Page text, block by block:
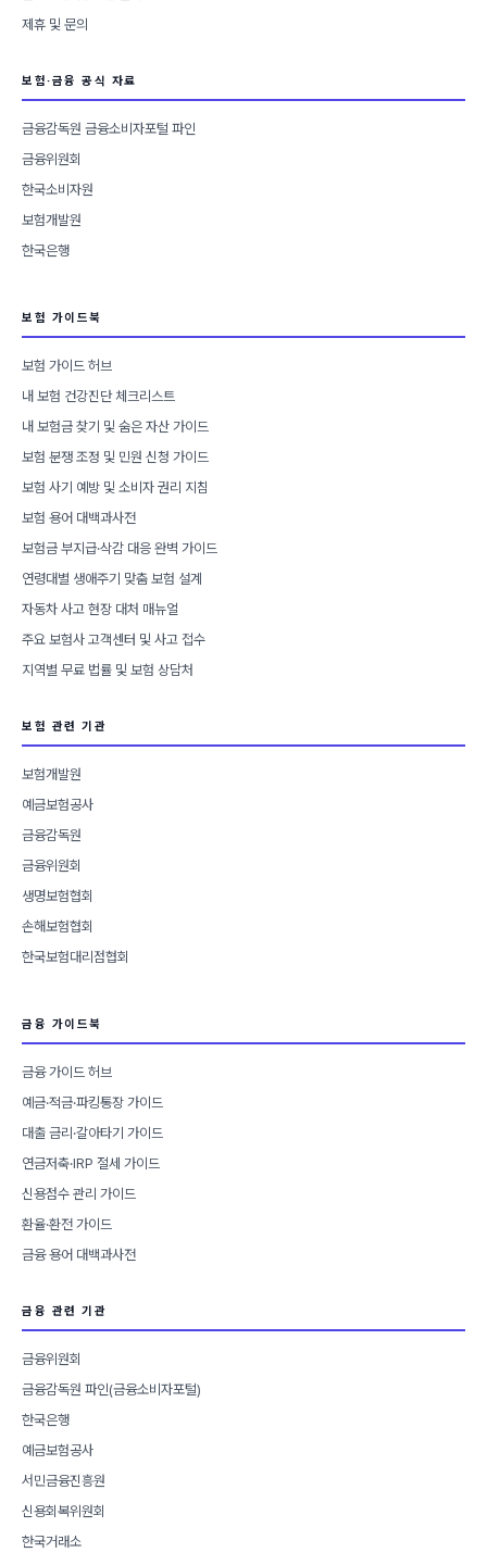
제휴 및 문의
보험·금융 공식 자료
금융감독원 금융소비자포털 파인
금융위원회
한국소비자원
보험개발원
한국은행
보험 가이드북
보험 가이드 허브
내 보험 건강진단 체크리스트
내 보험금 찾기 및 숨은 자산 가이드
보험 분쟁 조정 및 민원 신청 가이드
보험 사기 예방 및 소비자 권리 지침
보험 용어 대백과사전
보험금 부지급·삭감 대응 완벽 가이드
연령대별 생애주기 맞춤 보험 설계
자동차 사고 현장 대처 매뉴얼
주요 보험사 고객센터 및 사고 접수
지역별 무료 법률 및 보험 상담처
보험 관련 기관
보험개발원
예금보험공사
금융감독원
금융위원회
생명보험협회
손해보험협회
한국보험대리점협회
금융 가이드북
금융 가이드 허브
예금·적금·파킹통장 가이드
대출 금리·갈아타기 가이드
연금저축·IRP 절세 가이드
신용점수 관리 가이드
환율·환전 가이드
금융 용어 대백과사전
금융 관련 기관
금융위원회
금융감독원 파인(금융소비자포털)
한국은행
예금보험공사
서민금융진흥원
신용회복위원회
한국거래소